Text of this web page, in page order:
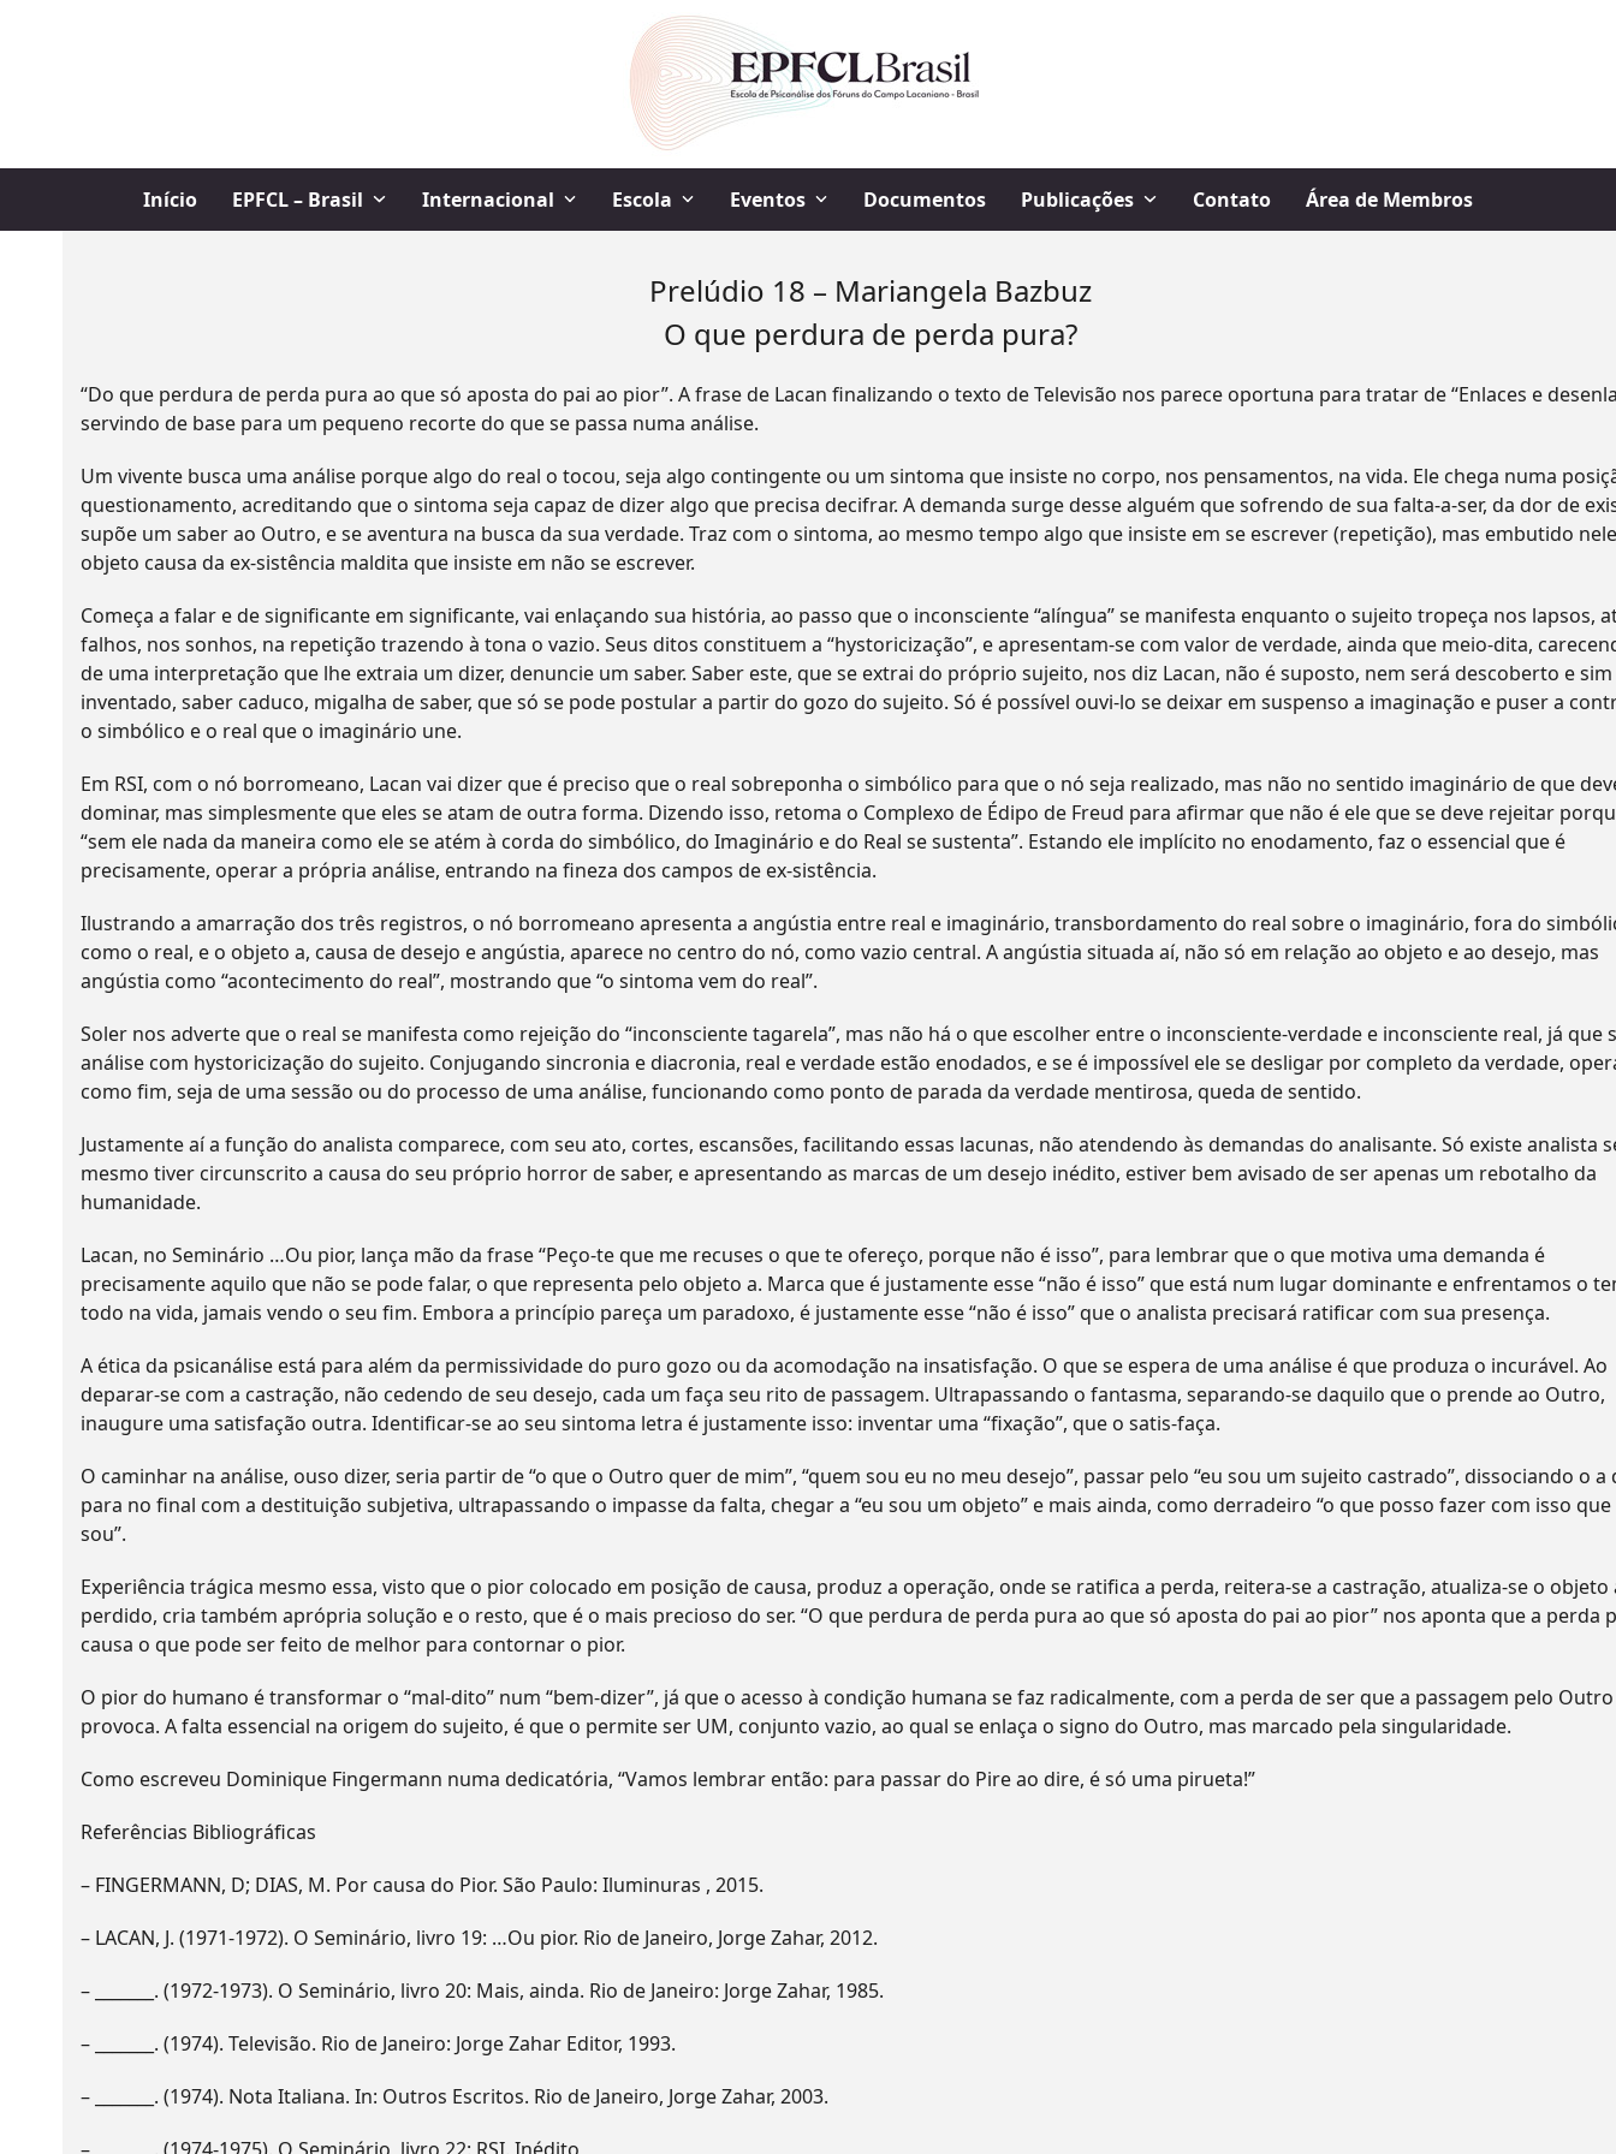
Início EPFCL – Brasil Internacional Escola Eventos Documentos Publicações Contato Área de Membros
Prelúdio 18 – Mariangela Bazbuz
O que perdura de perda pura?
“Do que perdura de perda pura ao que só aposta do pai ao pior”. A frase de Lacan finalizando o texto de Televisão nos parece oportuna para tratar de “Enlaces e
servindo de base para um pequeno recorte do que se passa numa análise.
Um vivente busca uma análise porque algo do real o tocou, seja algo contingente ou um sintoma que insiste no corpo, nos pensamentos, na vida. Ele chega numa
questionamento, acreditando que o sintoma seja capaz de dizer algo que precisa decifrar. A demanda surge desse alguém que sofrendo de sua falta-a-ser, da dor de
supõe um saber ao Outro, e se aventura na busca da sua verdade. Traz com o sintoma, ao mesmo tempo algo que insiste em se escrever (repetição), mas embutido
objeto causa da ex-sistência maldita que insiste em não se escrever.
Começa a falar e de significante em significante, vai enlaçando sua história, ao passo que o inconsciente “alíngua” se manifesta enquanto o sujeito tropeça nos lapsos,
falhos, nos sonhos, na repetição trazendo à tona o vazio. Seus ditos constituem a “hystoricização”, e apresentam-se com valor de verdade, ainda que meio-dita,
de uma interpretação que lhe extraia um dizer, denuncie um saber. Saber este, que se extrai do próprio sujeito, nos diz Lacan, não é suposto, nem será descoberto e sim
inventado, saber caduco, migalha de saber, que só se pode postular a partir do gozo do sujeito. Só é possível ouvi-lo se deixar em suspenso a imaginação e puser a
o simbólico e o real que o imaginário une.
Em RSI, com o nó borromeano, Lacan vai dizer que é preciso que o real sobreponha o simbólico para que o nó seja realizado, mas não no sentido imaginário de que
dominar, mas simplesmente que eles se atam de outra forma. Dizendo isso, retoma o Complexo de Édipo de Freud para afirmar que não é ele que se deve rejeitar
“sem ele nada da maneira como ele se atém à corda do simbólico, do Imaginário e do Real se sustenta”. Estando ele implícito no enodamento, faz o essencial que é
precisamente, operar a própria análise, entrando na fineza dos campos de ex-sistência.
Ilustrando a amarração dos três registros, o nó borromeano apresenta a angústia entre real e imaginário, transbordamento do real sobre o imaginário, fora do
como o real, e o objeto a, causa de desejo e angústia, aparece no centro do nó, como vazio central. A angústia situada aí, não só em relação ao objeto e ao desejo, mas
angústia como “acontecimento do real”, mostrando que “o sintoma vem do real”.
Soler nos adverte que o real se manifesta como rejeição do “inconsciente tagarela”, mas não há o que escolher entre o inconsciente-verdade e inconsciente real, já que
análise com hystoricização do sujeito. Conjugando sincronia e diacronia, real e verdade estão enodados, e se é impossível ele se desligar por completo da verdade,
como fim, seja de uma sessão ou do processo de uma análise, funcionando como ponto de parada da verdade mentirosa, queda de sentido.
Justamente aí a função do analista comparece, com seu ato, cortes, escansões, facilitando essas lacunas, não atendendo às demandas do analisante. Só existe analista
mesmo tiver circunscrito a causa do seu próprio horror de saber, e apresentando as marcas de um desejo inédito, estiver bem avisado de ser apenas um rebotalho da
humanidade.
Lacan, no Seminário …Ou pior, lança mão da frase “Peço-te que me recuses o que te ofereço, porque não é isso”, para lembrar que o que motiva uma demanda é
precisamente aquilo que não se pode falar, o que representa pelo objeto a. Marca que é justamente esse “não é isso” que está num lugar dominante e enfrentamos o
todo na vida, jamais vendo o seu fim. Embora a princípio pareça um paradoxo, é justamente esse “não é isso” que o analista precisará ratificar com sua presença.
A ética da psicanálise está para além da permissividade do puro gozo ou da acomodação na insatisfação. O que se espera de uma análise é que produza o incurável. Ao
deparar-se com a castração, não cedendo de seu desejo, cada um faça seu rito de passagem. Ultrapassando o fantasma, separando-se daquilo que o prende ao Outro,
inaugure uma satisfação outra. Identificar-se ao seu sintoma letra é justamente isso: inventar uma “fixação”, que o satis-faça.
O caminhar na análise, ouso dizer, seria partir de “o que o Outro quer de mim”, “quem sou eu no meu desejo”, passar pelo “eu sou um sujeito castrado”, dissociando o a
para no final com a destituição subjetiva, ultrapassando o impasse da falta, chegar a “eu sou um objeto” e mais ainda, como derradeiro “o que posso fazer com isso que
sou”.
Experiência trágica mesmo essa, visto que o pior colocado em posição de causa, produz a operação, onde se ratifica a perda, reitera-se a castração, atualiza-se o objeto
perdido, cria também aprópria solução e o resto, que é o mais precioso do ser. “O que perdura de perda pura ao que só aposta do pai ao pior” nos aponta que a perda
causa o que pode ser feito de melhor para contornar o pior.
O pior do humano é transformar o “mal-dito” num “bem-dizer”, já que o acesso à condição humana se faz radicalmente, com a perda de ser que a passagem pelo Outro
provoca. A falta essencial na origem do sujeito, é que o permite ser UM, conjunto vazio, ao qual se enlaça o signo do Outro, mas marcado pela singularidade.
Como escreveu Dominique Fingermann numa dedicatória, “Vamos lembrar então: para passar do Pire ao dire, é só uma pirueta!”
Referências Bibliográficas
– FINGERMANN, D; DIAS, M. Por causa do Pior. São Paulo: Iluminuras , 2015.
– LACAN, J. (1971-1972). O Seminário, livro 19: …Ou pior. Rio de Janeiro, Jorge Zahar, 2012.
– _______. (1972-1973). O Seminário, livro 20: Mais, ainda. Rio de Janeiro: Jorge Zahar, 1985.
– _______. (1974). Televisão. Rio de Janeiro: Jorge Zahar Editor, 1993.
– _______. (1974). Nota Italiana. In: Outros Escritos. Rio de Janeiro, Jorge Zahar, 2003.